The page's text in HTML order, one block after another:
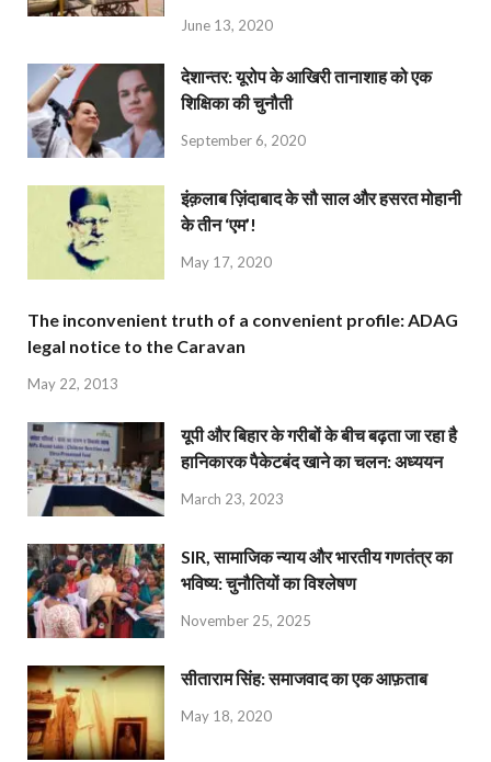
June 13, 2020
देशान्‍तर: यूरोप के आखिरी तानाशाह को एक
शिक्षिका की चुनौती
September 6, 2020
इंक़लाब ज़िंदाबाद के सौ साल और हसरत मोहानी
के तीन ‘एम’!
May 17, 2020
The inconvenient truth of a convenient profile: ADAG
legal notice to the Caravan
May 22, 2013
यूपी और बिहार के गरीबों के बीच बढ़ता जा रहा है
हानिकारक पैकेटबंद खाने का चलन: अध्ययन
March 23, 2023
SIR, सामाजिक न्याय और भारतीय गणतंत्र का
भविष्य: चुनौतियों का विश्लेषण
November 25, 2025
सीताराम सिंह: समाजवाद का एक आफ़ताब
May 18, 2020